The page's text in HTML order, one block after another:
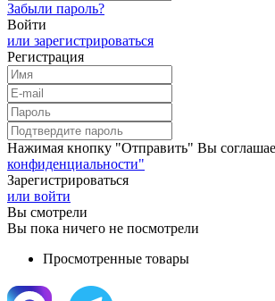
Забыли пароль?
Войти
или зарегистрироваться
Регистрация
Нажимая кнопку "Отправить" Вы
конфиденциальности"
Зарегистрироваться
или войти
Вы смотрели
Вы пока ничего не посмотрели
Просмотренные товары